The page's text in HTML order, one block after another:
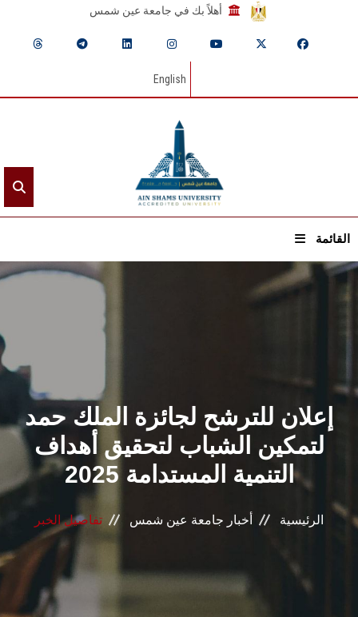
أهلاً بك في جامعة عين شمس
English
القائمة
الرئيسيـة
القطاعـات
الشئون الأكاديمية
البحث العلمي
المراكز والوحدات
الأنظمة الذكية
إعلان للترشح لجائزة الملك حمد
لتمكين الشباب لتحقيق أهداف
التنمية المستدامة 2025
الرئيسية أخبار جامعة عين شمس تفاصيل الخبر